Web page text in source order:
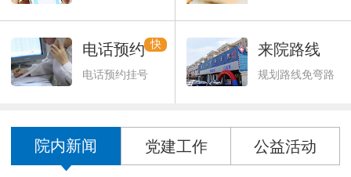
电话预约
电话预约挂号
快 来院路线
规划路线免弯路
院内新闻 党建工作 公益活动